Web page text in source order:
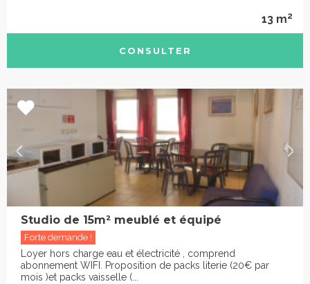
13 m2
CONSULTER
Studio de 15m² meublé et équipé
Forte demande !
Loyer hors charge eau et électricité , comprend
abonnement WIFI. Proposition de packs literie (20€ par
mois )et packs vaisselle (...